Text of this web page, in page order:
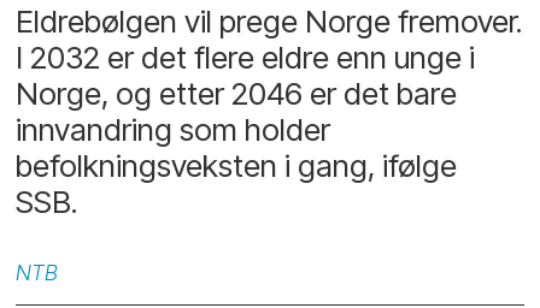
Eldrebølgen vil prege Norge fremover.
I 2032 er det flere eldre enn unge i
Norge, og etter 2046 er det bare
innvandring som holder
befolkningsveksten i gang, ifølge
SSB.
NTB